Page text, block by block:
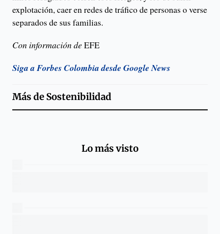
explotación, caer en redes de tráfico de personas o verse
separados de sus familias.
Con información deEFE
Siga a Forbes Colombia desde Google News
Más de Sostenibilidad
Lo más visto